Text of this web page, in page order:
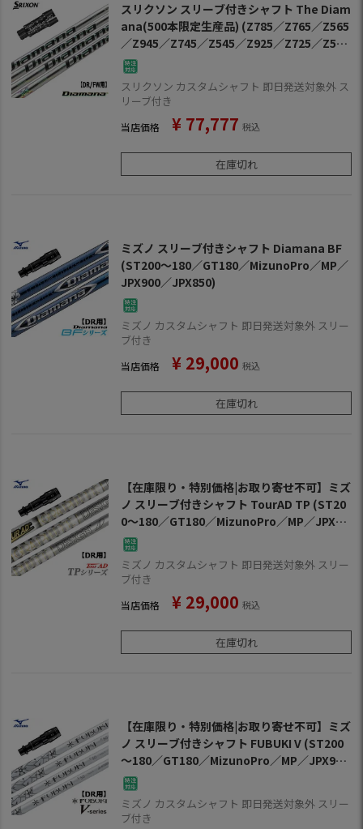
スリクソン スリーブ付きシャフト The Diam
ana(500本限定生産品) (Z785／Z765／Z565
／Z945／Z745／Z545／Z925／Z725／Z525
／ZF45)
スリクソン カスタムシャフト 即日発送対象外 ス
リーブ付き
当店価格 ¥ 77,777 税込
在庫切れ
ミズノ スリーブ付きシャフト Diamana BF
(ST200～180／GT180／MizunoPro／MP／
JPX900／JPX850)
ミズノ カスタムシャフト 即日発送対象外 スリー
ブ付き
当店価格 ¥ 29,000 税込
在庫切れ
【在庫限り・特別価格|お取り寄せ不可】ミズ
ノ スリーブ付きシャフト TourAD TP (ST20
0～180／GT180／MizunoPro／MP／JPX90
0／JPX850)
ミズノ カスタムシャフト 即日発送対象外 スリー
ブ付き
当店価格 ¥ 29,000 税込
在庫切れ
【在庫限り・特別価格|お取り寄せ不可】ミズ
ノ スリーブ付きシャフト FUBUKI V (ST200
～180／GT180／MizunoPro／MP／JPX900
／JPX850)
ミズノ カスタムシャフト 即日発送対象外 スリー
ブ付き